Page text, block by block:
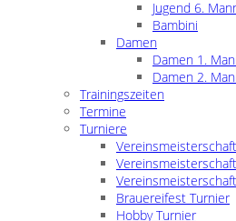
Jugend 6.
Bambini
Damen
Damen 1.
Damen 2.
Trainingszeiten
Termine
Turniere
Brauereifest Turnier
Hobby Turnier